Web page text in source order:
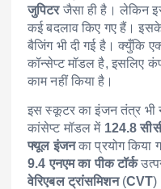
जुपिटरजैसा ही है। लेकिन
कई बदलाव किए गए हैं।
बैजिंग भी दी गई है। क्युँकि
कॉन्सेप्ट मॉडल है, इसलिए
काम नहीं किया है।
इस स्कूटर का इंजन तंत्र भी
कांसेप्ट मॉडल में 124.8
फ्यूल इंजनका प्रयोग किया
9.4 एनएम का पीक टॉर्क
वेरिएबल ट्रांसमिशन (CVT)